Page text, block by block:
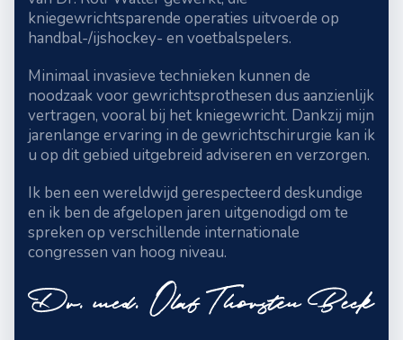
kniegewrichtsparende operaties uitvoerde op
handbal-/ijshockey- en voetbalspelers.
Minimaal invasieve technieken kunnen de
noodzaak voor gewrichtsprothesen dus aanzienlijk
vertragen, vooral bij het kniegewricht. Dankzij mijn
jarenlange ervaring in de gewrichtschirurgie kan ik
u op dit gebied uitgebreid adviseren en verzorgen.
Ik ben een wereldwijd gerespecteerd deskundige
en ik ben de afgelopen jaren uitgenodigd om te
spreken op verschillende internationale
congressen van hoog niveau.